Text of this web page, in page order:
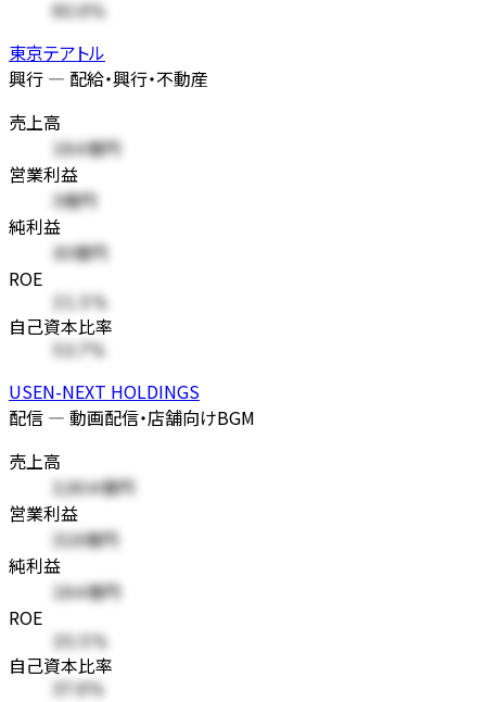
60.9%
東京テアトル
興行 — 配給・興行・不動産
売上高
184億円
営業利益
3億円
純利益
30億円
ROE
21.5%
自己資本比率
53.7%
USEN-NEXT HOLDINGS
配信 — 動画配信・店舗向けBGM
売上高
3,904億円
営業利益
316億円
純利益
184億円
ROE
20.5%
自己資本比率
37.6%